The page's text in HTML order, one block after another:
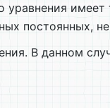
уравнения
постоянных,
В данном